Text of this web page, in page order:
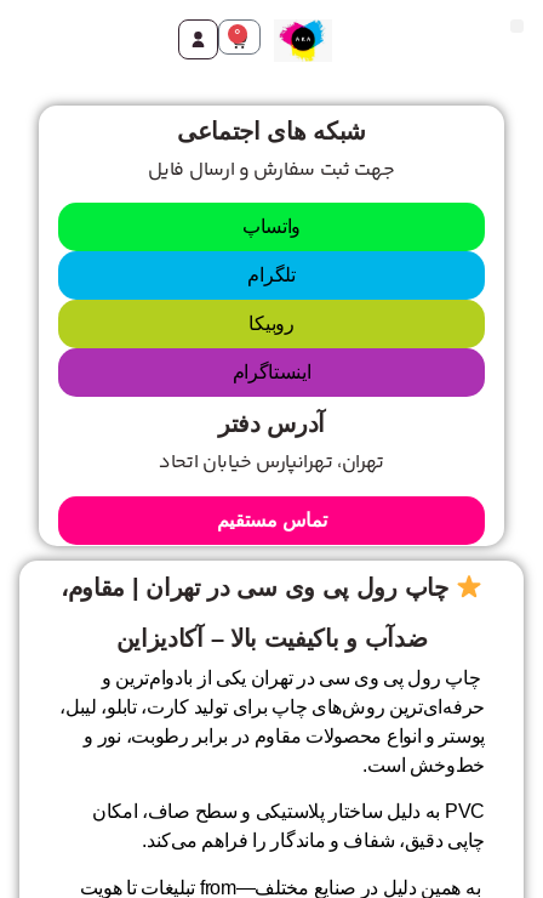
0
شبکه های اجتماعی
جهت ثبت سفارش و ارسال فایل
واتساپ
تلگرام
روبیکا
اینستاگرام
آدرس دفتر
تهران، تهرانپارس خیابان اتحاد
تماس مستقیم
چاپ رول پی وی سی در تهران | مقاوم،
ضدآب و باکیفیت بالا – آکادیزاین
چاپ رول پی وی سی در تهران یکی از بادوام‌ترین و
حرفه‌ای‌ترین روش‌های چاپ برای تولید کارت، تابلو، لیبل،
پوستر و انواع محصولات مقاوم در برابر رطوبت، نور و
خط‌وخش است.
PVC به دلیل ساختار پلاستیکی و سطح صاف، امکان
چاپی دقیق، شفاف و ماندگار را فراهم می‌کند.
به همین دلیل در صنایع مختلف—from تبلیغات تا هویت